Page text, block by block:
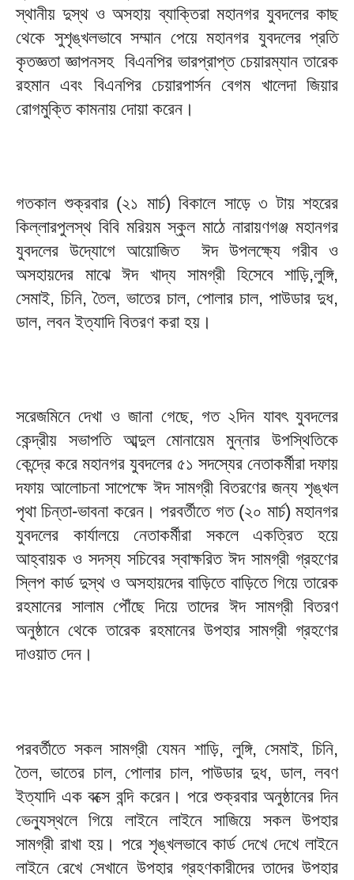
স্থানীয় দুস্থ ও অসহায় ব্যাক্তিরা মহানগর যুবদলের কাছ
থেকে সুশৃঙ্খলভাবে সম্মান পেয়ে মহানগর যুবদলের প্রতি
কৃতজ্ঞতা জ্ঞাপনসহ বিএনপির ভারপ্রাপ্ত চেয়ারম্যান তারেক
রহমান এবং বিএনপির চেয়ারপার্সন বেগম খালেদা জিয়ার
রোগমুক্তি কামনায় দোয়া করেন।
গতকাল শুক্রবার (২১ মার্চ) বিকালে সাড়ে ৩ টায় শহরের
কিল্লারপুলস্থ বিবি মরিয়ম স্কুল মাঠে নারায়ণগঞ্জ মহানগর
যুবদলের উদ্যোগে আয়োজিত ঈদ উপলক্ষ্যে গরীব ও
অসহায়দের মাঝে ঈদ খাদ্য সামগ্রী হিসেবে শাড়ি,লুঙ্গি,
সেমাই, চিনি, তৈল, ভাতের চাল, পোলার চাল, পাউডার দুধ,
ডাল, লবন ইত্যাদি বিতরণ করা হয়।
সরেজমিনে দেখা ও জানা গেছে, গত ২দিন যাবৎ যুবদলের
কেন্দ্রীয় সভাপতি আব্দুল মোনায়েম মুন্নার উপস্থিতিকে
কেন্দ্রে করে মহানগর যুবদলের ৫১ সদস্যের নেতাকর্মীরা দফায়
দফায় আলোচনা সাপেক্ষে ঈদ সামগ্রী বিতরণের জন্য শৃঙ্খল
পৃথা চিন্তা-ভাবনা করেন। পরবর্তীতে গত (২০ মার্চ) মহানগর
যুবদলের কার্যালয়ে নেতাকর্মীরা সকলে একত্রিত হয়ে
আহ্বায়ক ও সদস্য সচিবের স্বাক্ষরিত ঈদ সামগ্রী গ্রহণের
স্লিপ কার্ড দুস্থ ও অসহায়দের বাড়িতে বাড়িতে গিয়ে তারেক
রহমানের সালাম পৌঁছে দিয়ে তাদের ঈদ সামগ্রী বিতরণ
অনুষ্ঠানে থেকে তারেক রহমানের উপহার সামগ্রী গ্রহণের
দাওয়াত দেন।
পরবর্তীতে সকল সামগ্রী যেমন শাড়ি, লুঙ্গি, সেমাই, চিনি,
তৈল, ভাতের চাল, পোলার চাল, পাউডার দুধ, ডাল, লবণ
ইত্যাদি এক বক্সে বন্দি করেন। পরে শুক্রবার অনুষ্ঠানের দিন
ভেন্যুস্থলে গিয়ে লাইনে লাইনে সাজিয়ে সকল উপহার
সামগ্রী রাখা হয়। পরে শৃঙ্খলভাবে কার্ড দেখে দেখে লাইনে
লাইনে রেখে সেখানে উপহার গ্রহণকারীদের তাদের উপহার